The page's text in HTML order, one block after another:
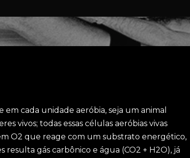
cada unidade aeróbia, seja um animal
vivos; todas essas células aeróbias vivas
O2 que reage com um substrato energético,
resulta gás carbônico e água (CO2 + H2O), já